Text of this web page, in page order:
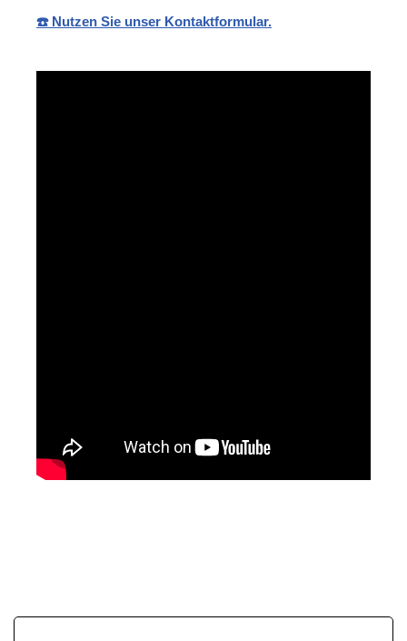
☎️ Nutzen Sie unser Kontaktformular.